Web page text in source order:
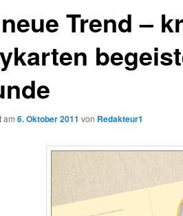
Trend –
am 6. Oktober 2011 von Redakteur1